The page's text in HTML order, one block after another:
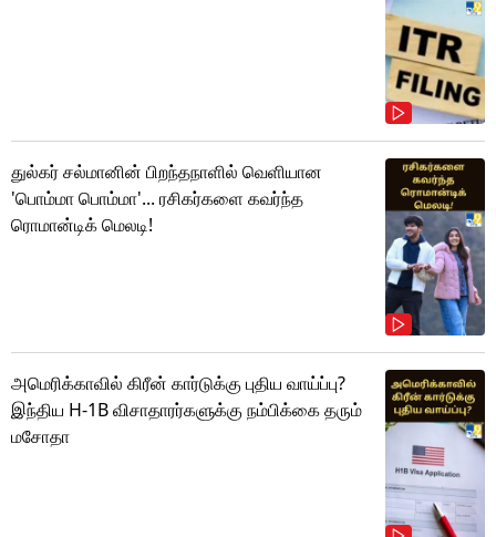
துல்கர் சல்மானின் பிறந்தநாளில் வெளியான
'பொம்மா பொம்மா'... ரசிகர்களை கவர்ந்த
ரொமான்டிக் மெலடி!
அமெரிக்காவில் கிரீன் கார்டுக்கு புதிய வாய்ப்பு?
இந்திய H-1B விசாதாரர்களுக்கு நம்பிக்கை தரும்
மசோதா